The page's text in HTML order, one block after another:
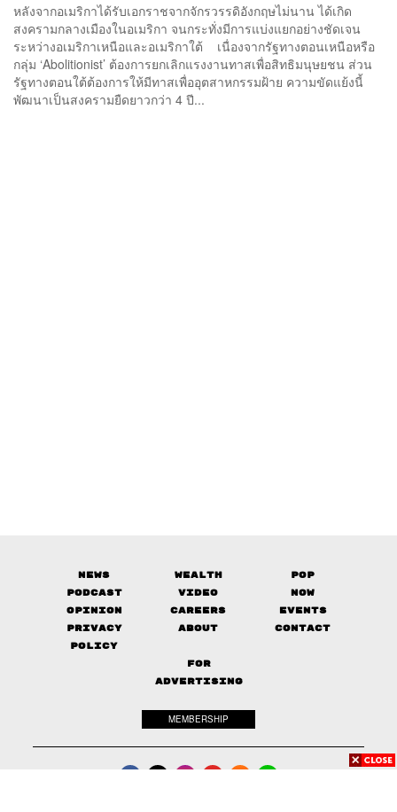
หลังจากอเมริกาได้รับเอกราชจากจักรวรรดิอังกฤษไม่นาน ได้เกิด
สงครามกลางเมืองในอเมริกา จนกระทั่งมีการแบ่งแยกอย่างชัดเจน
ระหว่างอเมริกาเหนือและอเมริกาใต้ เนื่องจากรัฐทางตอนเหนือหรือ
กลุ่ม ‘Abolitionist’ ต้องการยกเลิกแรงงานทาสเพื่อสิทธิมนุษยชน ส่วน
รัฐทางตอนใต้ต้องการให้มีทาสเพื่ออุตสาหกรรมฝ้าย ความขัดแย้งนี้
พัฒนาเป็นสงครามยืดยาวกว่า 4 ปี...
News Wealth
Pop
Podcast
Video
Now
Opinion
Careers
Events
Privacy
Policy
About Contact
FOR
ADVERTISING
MEMBERSHIP